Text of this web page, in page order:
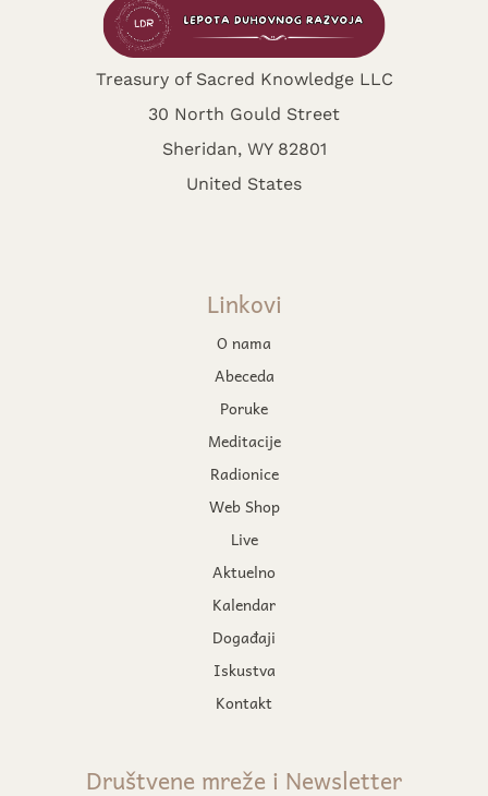
Treasury of Sacred Knowledge LLC
30 North Gould Street
Sheridan, WY 82801
United States
Linkovi
O nama
Abeceda
Poruke
Meditacije
Radionice
Web Shop
Live
Aktuelno
Kalendar
Događaji
Iskustva
Kontakt
Društvene mreže i Newsletter